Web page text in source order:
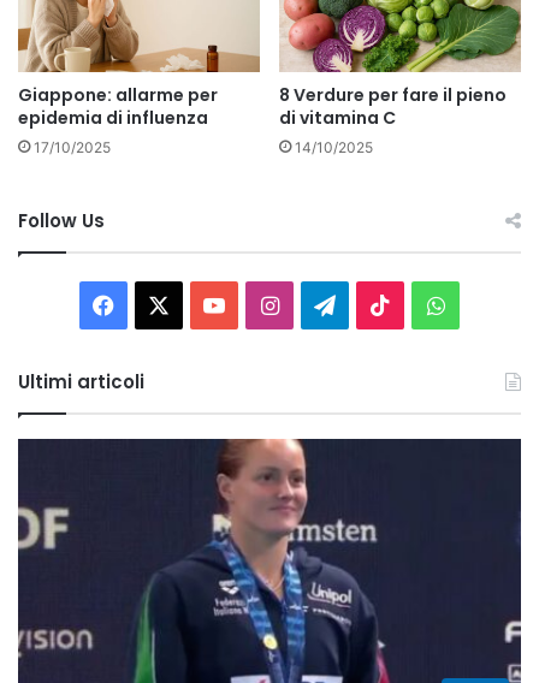
Giappone: allarme per
epidemia di influenza
17/10/2025
8 Verdure per fare il pieno
di vitamina C
14/10/2025
Follow Us
Facebook You InstagramTelegram
TikTok
Ultimi articoli